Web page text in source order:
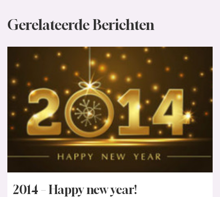
Gerelateerde Berichten
2014 – Happy new year!